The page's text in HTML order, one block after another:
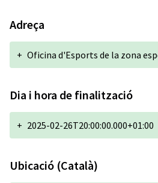
Adreça
+ Oficina d'Esports de la zona
Dia i hora de finalització
+ 2025-02-26T20:00:00.000+01:00
Ubicació (Català)